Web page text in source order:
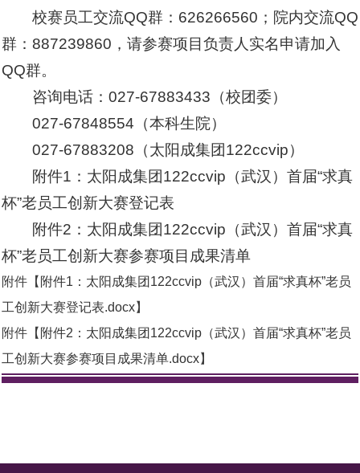
校赛员工交流QQ群：626266560；院内交流QQ
群：887239860，请参赛项目负责人实名申请加入
QQ群。
咨询电话：027-67883433（校团委）
027-67848554（本科生院）
027-67883208（太阳成集团122ccvip）
附件1：太阳成集团122ccvip（武汉）首届“求真
杯”老员工创新大赛登记表
附件2：太阳成集团122ccvip（武汉）首届“求真
杯”老员工创新大赛参赛项目成果清单
附件【 附件1：太阳成集团122ccvip（武汉）首届“求真杯”老员
工创新大赛登记表.docx】
附件【 附件2：太阳成集团122ccvip（武汉）首届“求真杯”老员
工创新大赛参赛项目成果清单.docx】